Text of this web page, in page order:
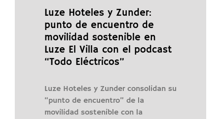
Luze Hoteles y Zunder:
punto de encuentro de
movilidad sostenible en
Luze El Villa con el podcast
“Todo Eléctricos”
Luze Hoteles y Zunder consolidan su
“punto de encuentro” de la
movilidad sostenible con la